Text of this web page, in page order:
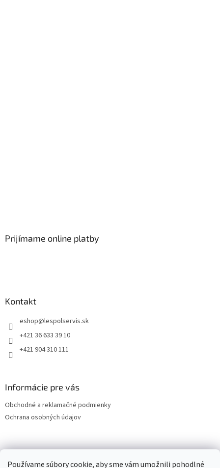
Používame súbory cookie, aby sme vám umožnili pohodlné
Prijímame online platby
Kontakt
eshop@lespolservis.sk
+421 36 633 39 10
+421 904 310 111
Informácie pre vás
Obchodné a reklamačné podmienky
Ochrana osobných údajov